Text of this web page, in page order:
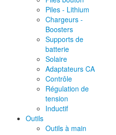
Piles - Lithium
Chargeurs -
Boosters
Supports de
batterie
Solaire
Adaptateurs CA
Contrôle
Régulation de
tension
Inductif
Outils
Outils à main